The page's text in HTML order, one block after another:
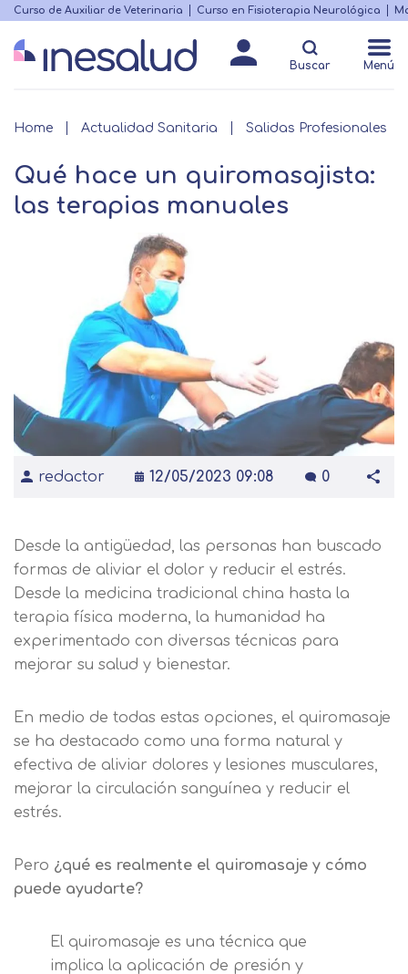
Skip
main
content
Menú
destacado
Curso de Auxiliar de Veterinaria Curso en Fisioterapia Neurológica
Buscar Menú
Breadcrumb
Home Actualidad Sanitaria Salidas Profesionales
Qué hace un quiromasajista:
las terapias manuales
redactor 12/05/2023 09:08 0
Desde la antigüedad, las personas han buscado
formas de aliviar el dolor y reducir el estrés.
Desde la medicina tradicional china hasta la
terapia física moderna, la humanidad ha
experimentado con diversas técnicas para
mejorar su salud y bienestar.
En medio de todas estas opciones, el quiromasaje
se ha destacado como una forma natural y
efectiva de aliviar dolores y lesiones musculares,
mejorar la circulación sanguínea y reducir el
estrés.
Pero ¿qué es realmente el quiromasaje y cómo
puede ayudarte?
El quiromasaje es una técnica que
implica la aplicación de presión y
Matricularme